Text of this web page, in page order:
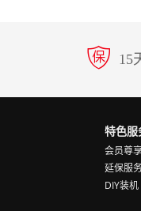
15
特色服
会员尊
延保服
DIY装机